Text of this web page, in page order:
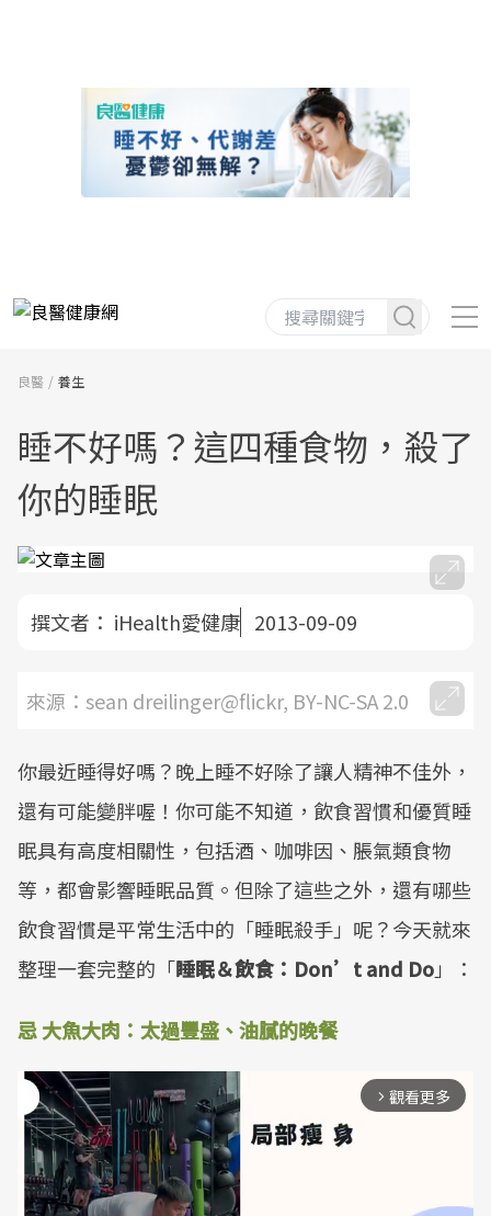
良醫 養生
睡不好嗎？這四種食物，殺了
你的睡眠
撰文者： iHealth愛健康 2013-09-09
來源：sean dreilinger@flickr, BY-NC-SA 2.0
你最近睡得好嗎？晚上睡不好除了讓人精神不佳外，
還有可能變胖喔！你可能不知道，飲食習慣和優質睡
眠具有高度相關性，包括酒、咖啡因、脹氣類食物
等，都會影響睡眠品質。但除了這些之外，還有哪些
飲食習慣是平常生活中的「睡眠殺手」呢？今天就來
整理一套完整的「睡眠＆飲食：Don’t and Do」：
忌 大魚大肉：太過豐盛、油膩的晚餐
arrow_forward_ios 觀看更多